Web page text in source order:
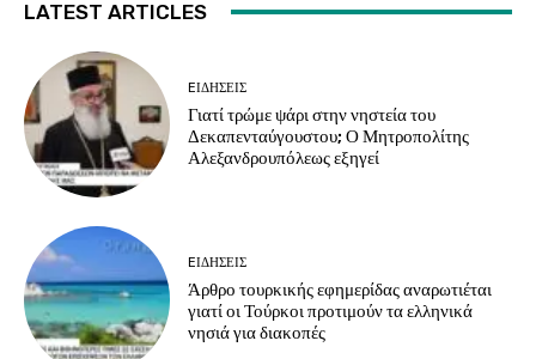
LATEST ARTICLES
EΙΔΗΣΕΙΣ
Γιατί τρώμε ψάρι στην νηστεία του
Δεκαπενταύγουστου; Ο Μητροπολίτης
Αλεξανδρουπόλεως εξηγεί
EΙΔΗΣΕΙΣ
Άρθρο τουρκικής εφημερίδας αναρωτιέται
γιατί οι Τούρκοι προτιμούν τα ελληνικά
νησιά για διακοπές